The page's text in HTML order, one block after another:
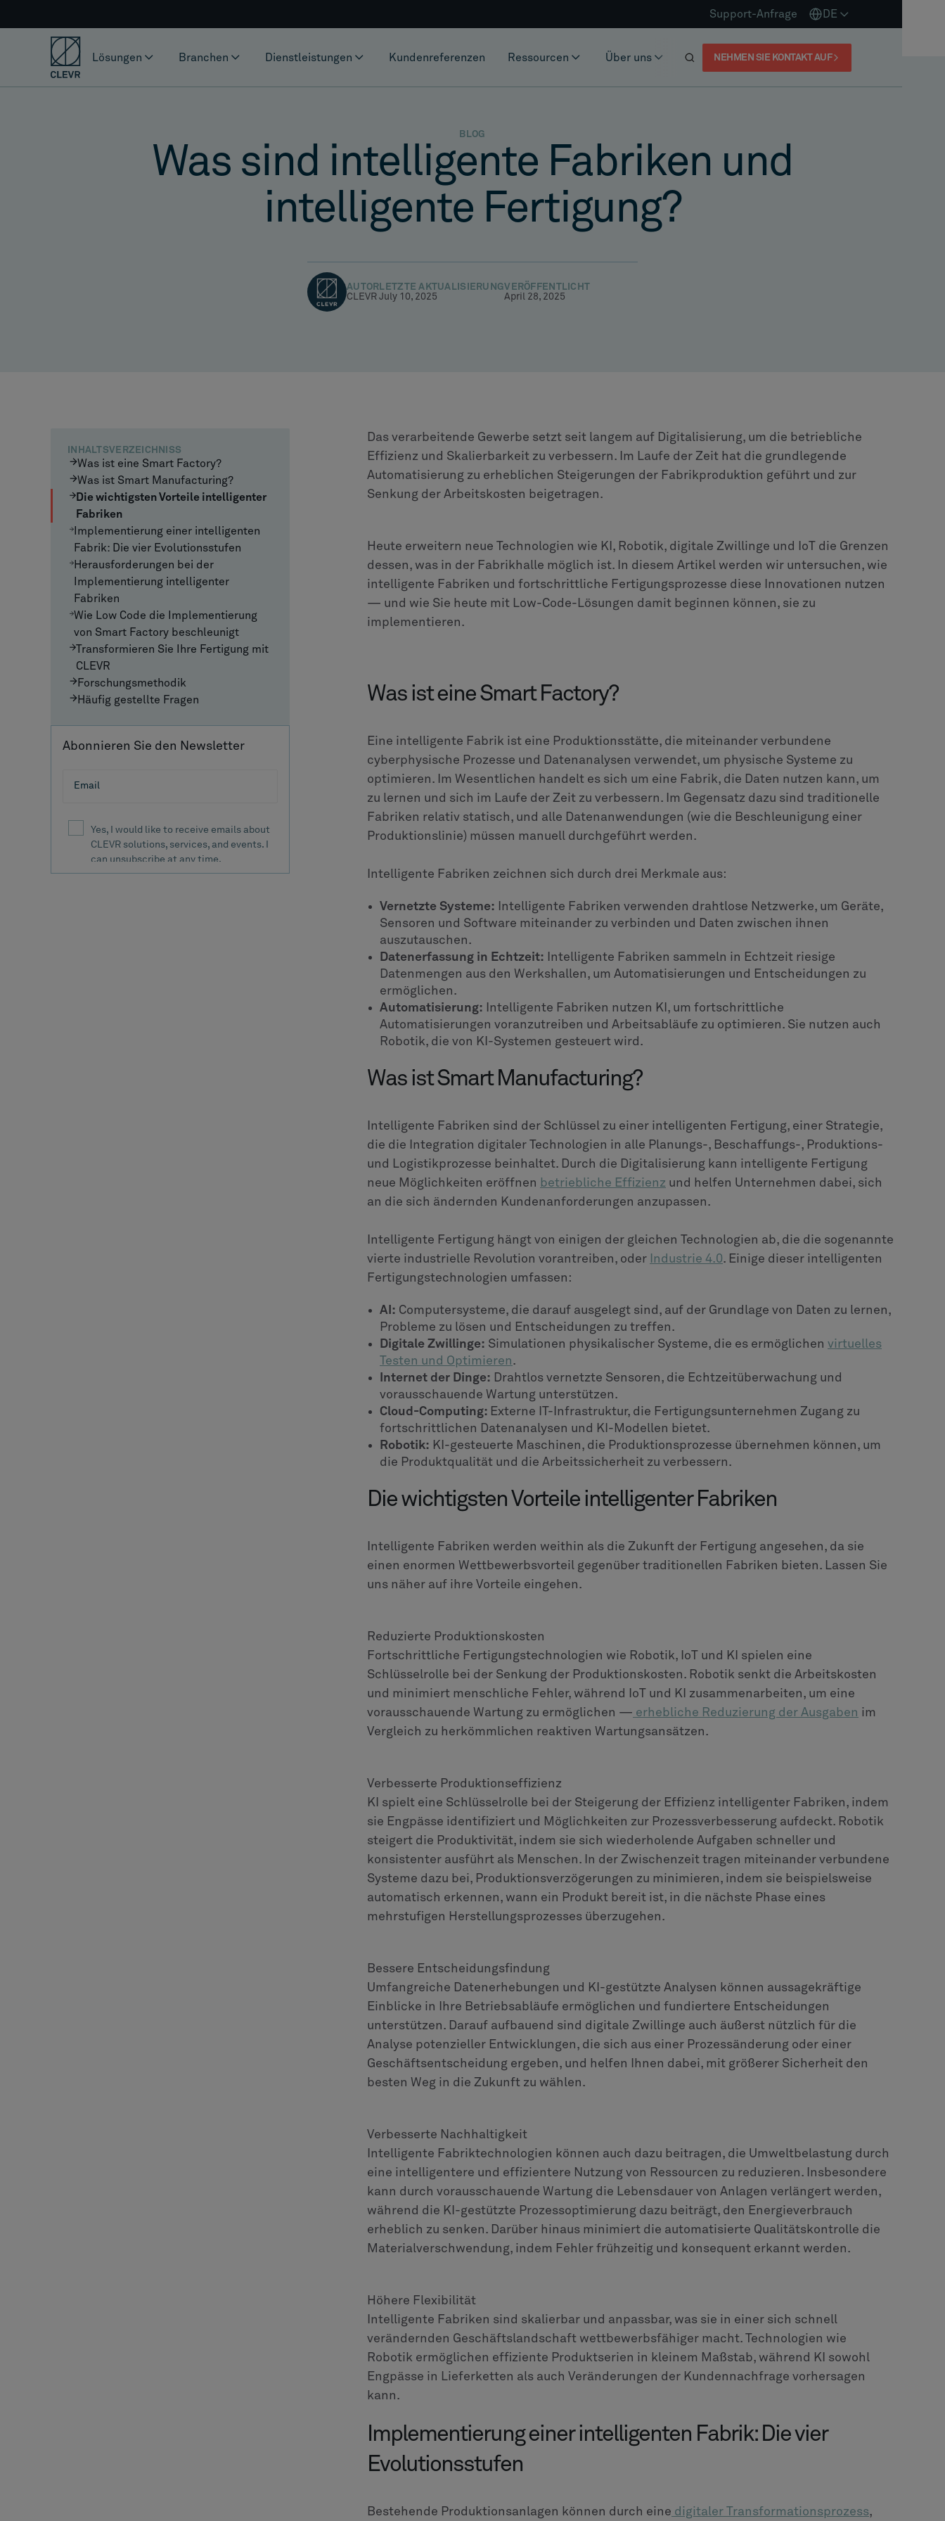
Support-Anfrage DE
Lösungen Branchen Dienstleistungen Kundenreferenzen Ressourcen Über uns NEHMEN SIE KONTAKT AUF
BLOG
Was sind intelligente Fabriken und
intelligente Fertigung?
AUTOR
CLEVR
LETZTE AKTUALISIERUNG
July 10, 2025
VERÖFFENTLICHT
April 28, 2025
INHALTSVERZEICHNISS
Was ist eine Smart Factory?
Was ist Smart Manufacturing?
Die wichtigsten Vorteile intelligenter
Fabriken
Implementierung einer intelligenten
Fabrik: Die vier Evolutionsstufen
Herausforderungen bei der
Implementierung intelligenter
Fabriken
Wie Low Code die Implementierung
von Smart Factory beschleunigt
Transformieren Sie Ihre Fertigung mit
CLEVR
Forschungsmethodik
Häufig gestellte Fragen
Abonnieren Sie den Newsletter
Das verarbeitende Gewerbe setzt seit langem auf Digitalisierung, um die betriebliche
Effizienz und Skalierbarkeit zu verbessern. Im Laufe der Zeit hat die grundlegende
Automatisierung zu erheblichen Steigerungen der Fabrikproduktion geführt und zur
Senkung der Arbeitskosten beigetragen.
Heute erweitern neue Technologien wie KI, Robotik, digitale Zwillinge und IoT die Grenzen
dessen, was in der Fabrikhalle möglich ist. In diesem Artikel werden wir untersuchen, wie
intelligente Fabriken und fortschrittliche Fertigungsprozesse diese Innovationen nutzen
— und wie Sie heute mit Low-Code-Lösungen damit beginnen können, sie zu
implementieren.
Was ist eine Smart Factory?
Eine intelligente Fabrik ist eine Produktionsstätte, die miteinander verbundene
cyberphysische Prozesse und Datenanalysen verwendet, um physische Systeme zu
optimieren. Im Wesentlichen handelt es sich um eine Fabrik, die Daten nutzen kann, um
zu lernen und sich im Laufe der Zeit zu verbessern. Im Gegensatz dazu sind traditionelle
Fabriken relativ statisch, und alle Datenanwendungen (wie die Beschleunigung einer
Produktionslinie) müssen manuell durchgeführt werden.
Intelligente Fabriken zeichnen sich durch drei Merkmale aus:
Vernetzte Systeme: Intelligente Fabriken verwenden drahtlose Netzwerke, um Geräte,
Sensoren und Software miteinander zu verbinden und Daten zwischen ihnen
auszutauschen.
Datenerfassung in Echtzeit: Intelligente Fabriken sammeln in Echtzeit riesige
Datenmengen aus den Werkshallen, um Automatisierungen und Entscheidungen zu
ermöglichen.
Automatisierung: Intelligente Fabriken nutzen KI, um fortschrittliche
Automatisierungen voranzutreiben und Arbeitsabläufe zu optimieren. Sie nutzen auch
Robotik, die von KI-Systemen gesteuert wird.
Was ist Smart Manufacturing?
Intelligente Fabriken sind der Schlüssel zu einer intelligenten Fertigung, einer Strategie,
die die Integration digitaler Technologien in alle Planungs-, Beschaffungs-, Produktions-
und Logistikprozesse beinhaltet. Durch die Digitalisierung kann intelligente Fertigung
neue Möglichkeiten eröffnen betriebliche Effizienz und helfen Unternehmen dabei, sich
an die sich ändernden Kundenanforderungen anzupassen.
Intelligente Fertigung hängt von einigen der gleichen Technologien ab, die die sogenannte
vierte industrielle Revolution vorantreiben, oder
Industrie 4.0. Einige dieser intelligenten
Fertigungstechnologien umfassen:
AI: Computersysteme, die darauf ausgelegt sind, auf der Grundlage von Daten zu lernen,
Probleme zu lösen und Entscheidungen zu treffen.
Digitale Zwillinge: Simulationen physikalischer Systeme, die es ermöglichen virtuelles
Testen und Optimieren.
Internet der Dinge: Drahtlos vernetzte Sensoren, die Echtzeitüberwachung und
vorausschauende Wartung unterstützen.
Cloud-Computing: Externe IT-Infrastruktur, die Fertigungsunternehmen Zugang zu
fortschrittlichen Datenanalysen und KI-Modellen bietet.
Robotik: KI-gesteuerte Maschinen, die Produktionsprozesse übernehmen können, um
die Produktqualität und die Arbeitssicherheit zu verbessern.
Die wichtigsten Vorteile intelligenter Fabriken
Intelligente Fabriken werden weithin als die Zukunft der Fertigung angesehen, da sie
einen enormen Wettbewerbsvorteil gegenüber traditionellen Fabriken bieten. Lassen Sie
uns näher auf ihre Vorteile eingehen.
Reduzierte Produktionskosten
Fortschrittliche Fertigungstechnologien wie Robotik, IoT und KI spielen eine
Schlüsselrolle bei der Senkung der Produktionskosten. Robotik senkt die Arbeitskosten
und minimiert menschliche Fehler, während IoT und KI zusammenarbeiten, um eine
vorausschauende Wartung zu ermöglichen — erhebliche Reduzierung der Ausgaben im
Vergleich zu herkömmlichen reaktiven Wartungsansätzen.
Verbesserte Produktionseffizienz
KI spielt eine Schlüsselrolle bei der Steigerung der Effizienz intelligenter Fabriken, indem
sie Engpässe identifiziert und Möglichkeiten zur Prozessverbesserung aufdeckt. Robotik
steigert die Produktivität, indem sie sich wiederholende Aufgaben schneller und
konsistenter ausführt als Menschen. In der Zwischenzeit tragen miteinander verbundene
Systeme dazu bei, Produktionsverzögerungen zu minimieren, indem sie beispielsweise
automatisch erkennen, wann ein Produkt bereit ist, in die nächste Phase eines
mehrstufigen Herstellungsprozesses überzugehen.
Bessere Entscheidungsfindung
Umfangreiche Datenerhebungen und KI-gestützte Analysen können aussagekräftige
Einblicke in Ihre Betriebsabläufe ermöglichen und fundiertere Entscheidungen
unterstützen. Darauf aufbauend sind digitale Zwillinge auch äußerst nützlich für die
Analyse potenzieller Entwicklungen, die sich aus einer Prozessänderung oder einer
Geschäftsentscheidung ergeben, und helfen Ihnen dabei, mit größerer Sicherheit den
besten Weg in die Zukunft zu wählen.
Verbesserte Nachhaltigkeit
Intelligente Fabriktechnologien können auch dazu beitragen, die Umweltbelastung durch
eine intelligentere und effizientere Nutzung von Ressourcen zu reduzieren. Insbesondere
kann durch vorausschauende Wartung die Lebensdauer von Anlagen verlängert werden,
während die KI-gestützte Prozessoptimierung dazu beiträgt, den Energieverbrauch
erheblich zu senken. Darüber hinaus minimiert die automatisierte Qualitätskontrolle die
Materialverschwendung, indem Fehler frühzeitig und konsequent erkannt werden.
Höhere Flexibilität
Intelligente Fabriken sind skalierbar und anpassbar, was sie in einer sich schnell
verändernden Geschäftslandschaft wettbewerbsfähiger macht. Technologien wie
Robotik ermöglichen effiziente Produktserien in kleinem Maßstab, während KI sowohl
Engpässe in Lieferketten als auch Veränderungen der Kundennachfrage vorhersagen
kann.
Implementierung einer intelligenten Fabrik: Die vier
Evolutionsstufen
Bestehende Produktionsanlagen können durch eine digitaler Transformationsprozess,